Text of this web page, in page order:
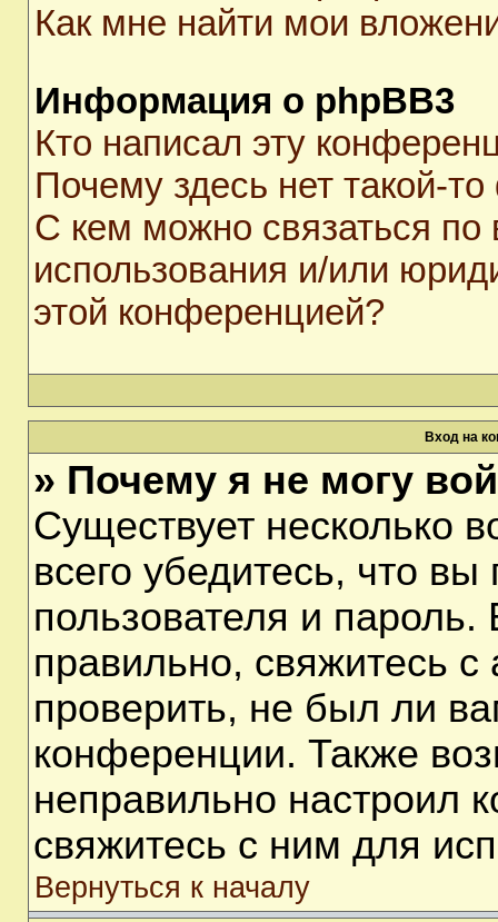
Как мне найти мои
Информация о phpBB3
Кто написал эту
Почему здесь нет такой-
С кем можно связаться по
использования и/или
этой конференцией?
Вход на
» Почему я не могу
Существует несколько
всего убедитесь, что
пользователя и
правильно, свяжитесь
проверить, не был ли
конференции. Также
неправильно настроил
свяжитесь с ним для
Вернуться к началу